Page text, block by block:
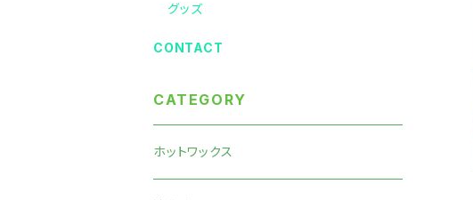
グッズ
CONTACT
CATEGORY
ホットワックス